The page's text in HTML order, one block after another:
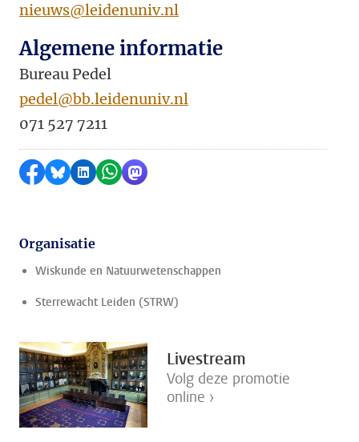
nieuws@leidenuniv.nl
Algemene informatie
Bureau Pedel
pedel@bb.leidenuniv.nl
071 527 7211
Delen op Facebook
Delen via Bluesky
Delen op LinkedIn
Delen via WhatsApp
Delen via Mastodon
Organisatie
Wiskunde en Natuurwetenschappen
Sterrewacht Leiden (STRW)
Livestream
Volg deze promotie
online ›